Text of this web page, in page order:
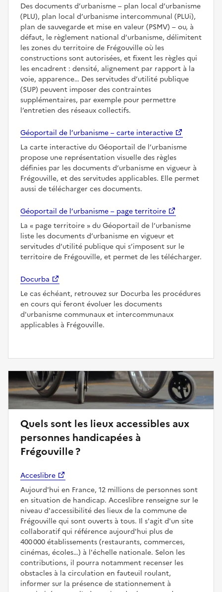
Des documents d’urbanisme – plan local d’urbanisme
(PLU), plan local d’urbanisme intercommunal (PLUi),
plan de sauvegarde et mise en valeur (PSMV) – ou, à
défaut, le règlement national d’urbanisme, délimitent
les zones du territoire de Frégouville où les
constructions sont autorisées, et fixent les règles qui
les encadrent : densité, alignement par rapport à la
voie, apparence… Des servitudes d’utilité publique
(SUP) peuvent imposer des contraintes
supplémentaires, par exemple pour permettre
l’entretien des réseaux collectifs.
Géoportail de l’urbanisme – carte interactive
La carte interactive du Géoportail de l’urbanisme
propose une représentation visuelle des règles
définies par les documents d’urbanisme en vigueur à
Frégouville, et des servitudes applicables. Elle permet
aussi de télécharger ces documents.
Géoportail de l’urbanisme – page territoire
La
page territoire
du Géoportail de l’urbanisme
liste les documents d’urbanisme en vigueur et
servitudes d’utilité publique qui s’imposent sur le
territoire de Frégouville, et permet de les télécharger.
Docurba
Le cas échéant, retrouvez sur Docurba les procédures
en cours qui feront évoluer les documents
d'urbanisme communaux et intercommunaux
applicables à Frégouville.
Quels sont les lieux accessibles aux
personnes handicapées à
Frégouville ?
Acceslibre
Aujourd'hui en France, 12 millions de personnes sont
en situation de handicap. Acceslibre renseigne sur le
niveau d'accessibilité des lieux de la commune de
Frégouville qui sont ouverts à tous. Il s'agit d'un site
collaboratif qui référence aujourd'hui plus de
400 000 établissements (restaurants, commerces,
cinémas, écoles…) à l'échelle nationale. Selon les
contributions, il pourra notamment recenser les
obstacles à la circulation en fauteuil roulant,
informer sur la présence de stationnement à